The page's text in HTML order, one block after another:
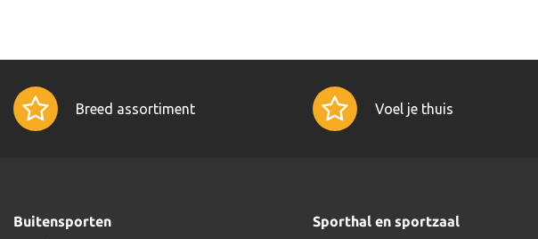
Breed assortiment Voel je thuis
Buitensporten
Sporthal en sportzaal